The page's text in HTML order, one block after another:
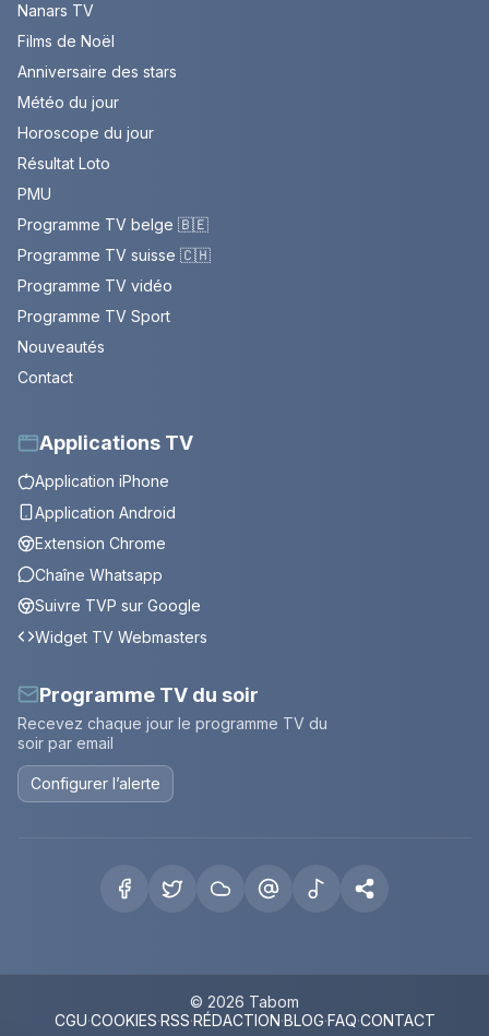
Nanars TV
Films de Noël
Anniversaire des stars
Météo du jour
Horoscope du jour
Résultat Loto
PMU
Programme TV belge 🇧🇪
Programme TV suisse 🇨🇭
Programme TV vidéo
Programme TV Sport
Nouveautés
Contact
Applications TV
Application iPhone
Application Android
Extension Chrome
Chaîne Whatsapp
Suivre TVP sur Google
Widget TV Webmasters
Programme TV du soir
Recevez chaque jour le programme TV du
soir par email
Configurer l’alerte
© 2026 Tabom
CGU·COOKIES·RSS·RÉDACTION·BLOG·FAQ·CONTACT